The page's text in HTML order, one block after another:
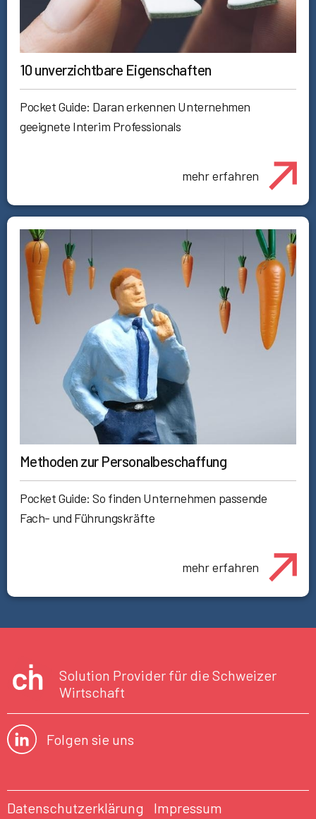
10 unverzichtbare Eigenschaften
Pocket Guide: Daran erkennen Unternehmen
geeignete Interim Professionals
mehr erfahren
Methoden zur Personalbeschaffung
Pocket Guide: So finden Unternehmen passende
Fach- und Führungskräfte
mehr erfahren
Solution Provider für die Schweizer
Wirtschaft
Folgen sie uns
Datenschutzerklärung Impressum